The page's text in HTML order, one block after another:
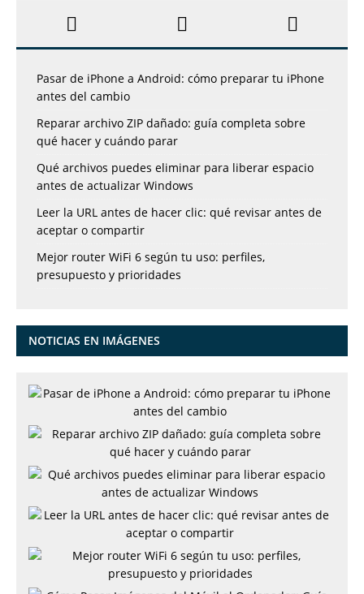
Pasar de iPhone a Android: cómo preparar tu iPhone
antes del cambio
Reparar archivo ZIP dañado: guía completa sobre
qué hacer y cuándo parar
Qué archivos puedes eliminar para liberar espacio
antes de actualizar Windows
Leer la URL antes de hacer clic: qué revisar antes de
aceptar o compartir
Mejor router WiFi 6 según tu uso: perfiles,
presupuesto y prioridades
NOTICIAS EN IMÁGENES